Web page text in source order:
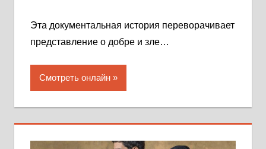
Эта документальная история переворачивает
представление о добре и зле…
Смотреть онлайн